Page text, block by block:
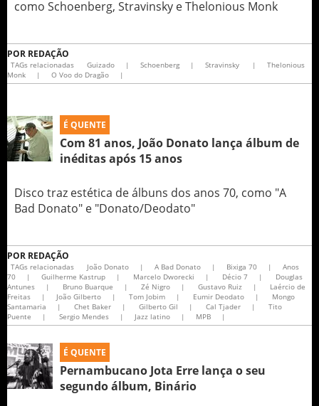
como Schoenberg, Stravinsky e Thelonious Monk
POR REDAÇÃO
TAGs relacionadas Guizado | Schoenberg | Stravinsky |
Thelonious
Monk
| O Voo do Dragão |
É QUENTE
Com 81 anos, João Donato lança álbum de
inéditas após 15 anos
Disco traz estética de álbuns dos anos 70, como "A
Bad Donato" e "Donato/Deodato"
POR REDAÇÃO
TAGs relacionadas João Donato | A Bad Donato | Bixiga 70 |
Anos
70
| Guilherme Kastrup | Marcelo Dworecki | Décio 7 |
Douglas
Antunes
| Bruno Buarque | Zé Nigro | Gustavo Ruiz |
Laércio de
Freitas
| João Gilberto | Tom Jobim | Eumir Deodato |
Mongo
Santamaria
| Chet Baker | Gilberto Gil | Cal Tjader |
Tito
Puente
| Sergio Mendes | Jazz latino | MPB |
É QUENTE
Pernambucano Jota Erre lança o seu
segundo álbum, Binário